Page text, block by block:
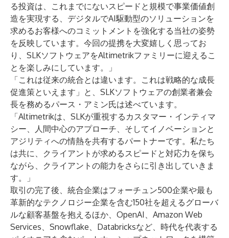
る投資は、これまでにないスピードと規模で事業価値創
造を実現する、デジタルでAI駆動型のソリューションを
求めるお客様へのコミットメントを強化する当社の姿勢
を反映しています。今回の提携を大変嬉しく思ってお
り、SLKソフトウェアをAltimetrikファミリーに迎えるこ
とを楽しみにしています。」
「これは従来の統合とは違います。これは戦略的な成長
促進策といえます」と、SLKソフトウェアの創業者兼会
長を務めるパース・アミン氏は述べています。
「Altimetrikは、SLKが重視するカスタマー・インティマ
シー、人間中心のアプローチ、そしてイノベーションと
アジリティへの情熱を共有するパートナーです。私たち
は共に、クライアントが求めるスピードと対応力を保ち
ながら、クライアントの能力をさらに引き出していきま
す。」
取引の完了後、統合企業はフォーチュン500企業や最も
革新的なテクノロジー企業を含む150社を超えるグローバ
ルな顧客基盤を抱えるほか、OpenAI、Amazon Web
Services、Snowflake、Databricksなど、時代を代表する